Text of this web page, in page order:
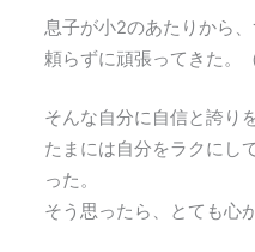
息子が小2のあたりから
頼らずに頑張ってきた。
そんな自分に自信と誇り
たまには自分をラクにし
った。
そう思ったら、とても心